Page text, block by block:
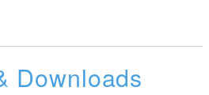
Downloads